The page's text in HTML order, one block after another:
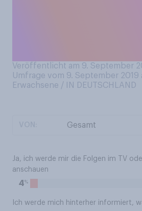
Veröffentlicht am 9. September
Umfrage vom 9. September 2019
Erwachsene / IN DEUTSCHLAND
Ja, ich werde mir die Folgen im TV
anschauen
4%
Ich werde mich hinterher informiert,